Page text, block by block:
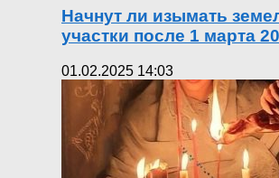
Начнут ли изымать
участки после 1 марта
01.02.2025 14:03